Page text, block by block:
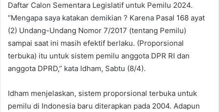
Daftar Calon Sementara Legislatif untuk Pemilu 2024.
“Mengapa saya katakan demikian ? Karena Pasal 168 ayat
(2) Undang-Undang Nomor 7/2017 (tentang Pemilu)
sampai saat ini masih efektif berlaku. (Proporsional
terbuka) itu untuk sistem pemilu anggota DPR RI dan
anggota DPRD,” kata Idham, Sabtu (8/4).
Idham menjelaskan, sistem proporsional terbuka untuk
pemilu di Indonesia baru diterapkan pada 2004. Adapun